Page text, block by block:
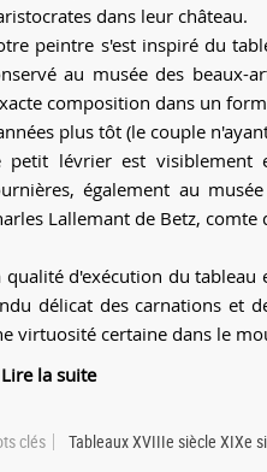
dans leur château.
peintre s'est inspiré du
au musée des beaux-
composition dans un
plus tôt (le couple
petit lévrier est
également au
Lallemant de Betz, comte
qualité d'exécution du
délicat des carnations et
virtuosité certaine dans le
Lire la suite
clés Tableaux XVIIIe siècle XIXe